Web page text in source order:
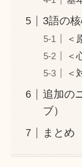
3語の
＜
＜
＜
追加の
ブ）
まとめ